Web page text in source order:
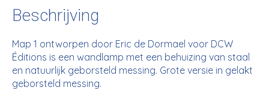
Beschrijving
Map 1 ontworpen door Eric de Dormael voor DCW
Éditions is een wandlamp met een behuizing van staal
en natuurlijk geborsteld messing. Grote versie in gelakt
geborsteld messing.